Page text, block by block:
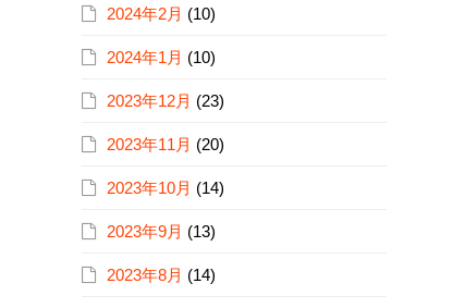
2024年2月 (10)
2024年1月 (10)
2023年12月 (23)
2023年11月 (20)
2023年10月 (14)
2023年9月 (13)
2023年8月 (14)